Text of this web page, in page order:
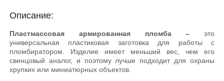
Описание:
Пластмассовая армированная пломба – это
универсальная пластиковая заготовка для работы с
пломбиратором. Изделие имеет меньший вес, чем его
свинцовый аналог, и поэтому лучше подходит для охраны
хрупких или миниатюрных объектов.